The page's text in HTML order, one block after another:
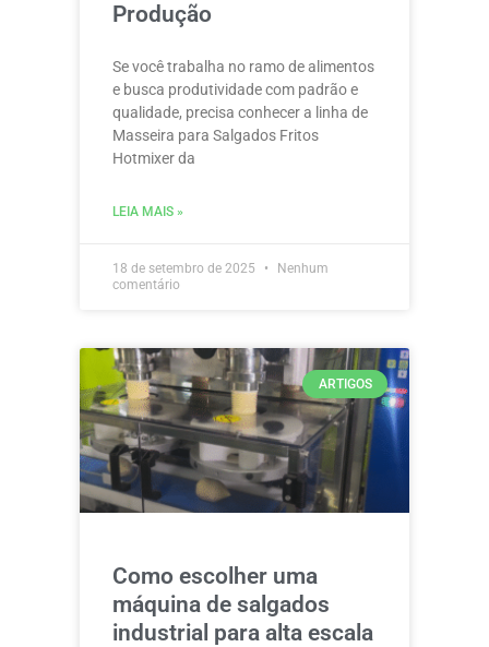
Produção
Se você trabalha no ramo de alimentos
e busca produtividade com padrão e
qualidade, precisa conhecer a linha de
Masseira para Salgados Fritos
Hotmixer da
LEIA MAIS »
18 de setembro de 2025
Nenhum
comentário
ARTIGOS
Como escolher uma
máquina de salgados
industrial para alta escala